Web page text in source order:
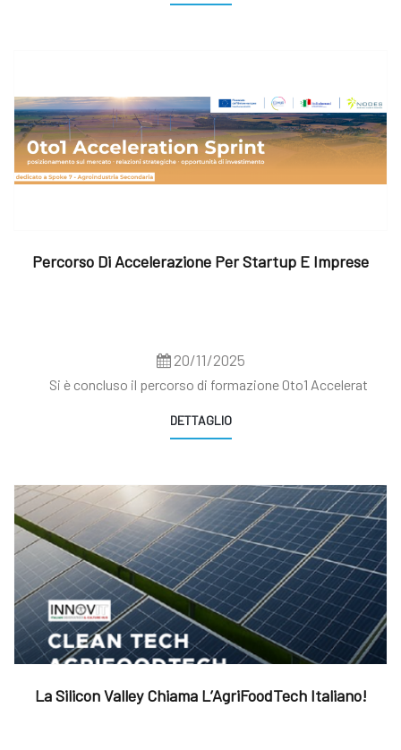
Percorso Di Accelerazione Per Startup E Imprese
20/11/2025
Si è concluso il percorso di formazione 0to1 Accelerat
DETTAGLIO
La Silicon Valley Chiama L’AgriFoodTech Italiano!